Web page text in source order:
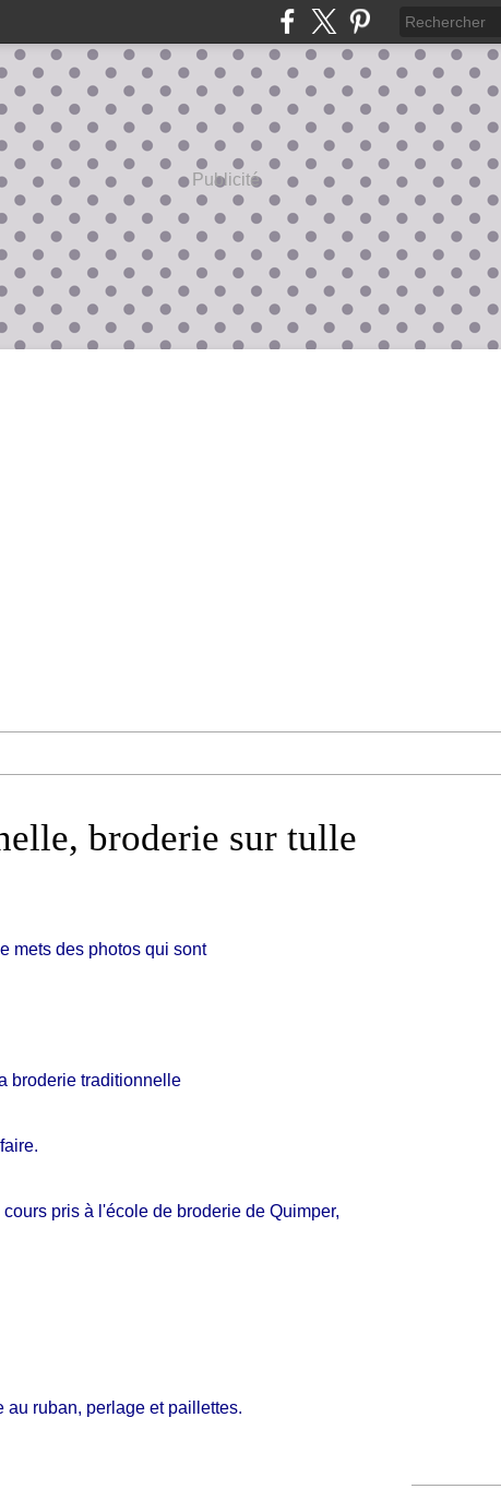
Publicité
broderie sur tulle
mets des photos qui sont
broderie traditionnelle
pris à l'école de broderie de Quimper,
au ruban, perlage et paillettes.